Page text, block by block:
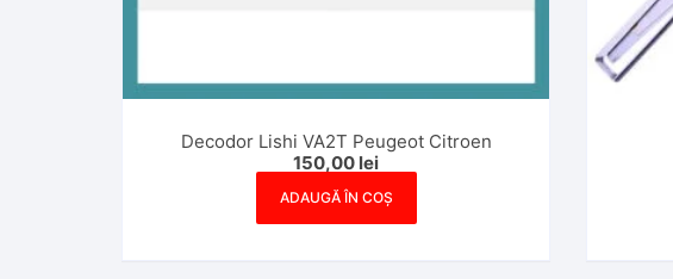
Decodor Lishi VA2T Peugeot Citroen
150,00 lei
ADAUGĂ ÎN COȘ